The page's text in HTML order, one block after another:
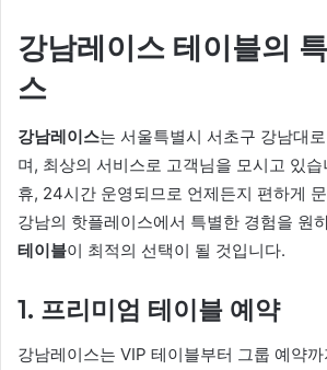
강남레이스 테이블의
스
강남레이스는 서울특별시 서초구 강남대
며, 최상의 서비스로 고객님을 모시고 있
휴, 24시간 운영되므로 언제든지 편하게
강남의 핫플레이스에서 특별한 경험을 원
테이블이 최적의 선택이 될 것입니다.
1. 프리미엄 테이블 예약
강남레이스는 VIP 테이블부터 그룹 예약